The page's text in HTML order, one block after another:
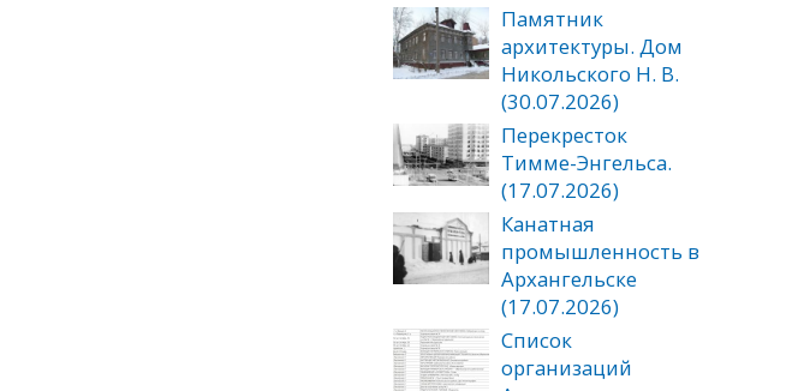
Памятник
архитектуры. Дом
Никольского Н. В.
(30.07.2026)
Перекресток
Тимме-Энгельса.
(17.07.2026)
Канатная
промышленность в
Архангельске
(17.07.2026)
Список
организаций